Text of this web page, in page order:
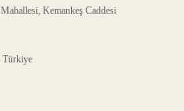
Kemankeş Caddesi
Türkiye